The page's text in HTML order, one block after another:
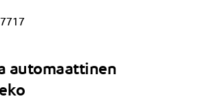
automaattinen